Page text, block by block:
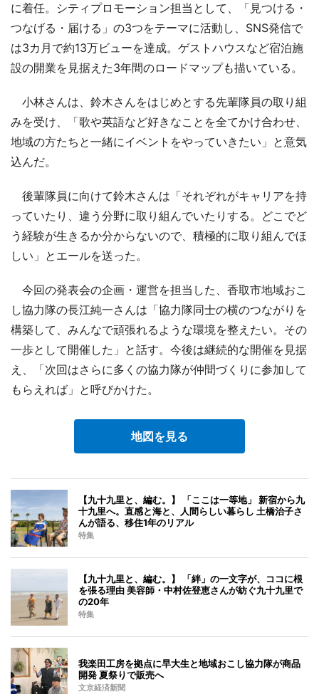
に着任。シティプロモーション担当として、「見つける・
つなげる・届ける」の3つをテーマに活動し、SNS発信で
は3カ月で約13万ビューを達成。ゲストハウスなど宿泊施
設の開業を見据えた3年間のロードマップも描いている。
小林さんは、鈴木さんをはじめとする先輩隊員の取り組
みを受け、「歌や英語など好きなことを全てかけ合わせ、
地域の方たちと一緒にイベントをやっていきたい」と意気
込んだ。
後輩隊員に向けて鈴木さんは「それぞれがキャリアを持
っていたり、違う分野に取り組んでいたりする。どこでど
う経験が生きるか分からないので、積極的に取り組んでほ
しい」とエールを送った。
今回の発表会の企画・運営を担当した、香取市地域おこ
し協力隊の長江純一さんは「協力隊同士の横のつながりを
構築して、みんなで頑張れるような環境を整えたい。その
一歩として開催した」と話す。今後は継続的な開催を見据
え、「次回はさらに多くの協力隊が仲間づくりに参加して
もらえれば」と呼びかけた。
地図を見る
【九十九里と、編む。】 「ここは一等地」 新宿から九
十九里へ。直感と海と、人間らしい暮らし 土橋治子さ
んが語る、移住1年のリアル
特集
【九十九里と、編む。】 「絆」の一文字が、ココに根
を張る理由 美容師・中村佐登恵さんが紡ぐ九十九里で
の20年
特集
我楽田工房を拠点に早大生と地域おこし協力隊が商品
開発 夏祭りで販売へ
文京経済新聞